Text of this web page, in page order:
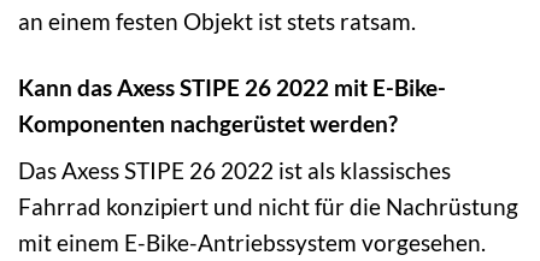
an einem festen Objekt ist stets ratsam.
Kann das Axess STIPE 26 2022 mit E-Bike-
Komponenten nachgerüstet werden?
Das Axess STIPE 26 2022 ist als klassisches
Fahrrad konzipiert und nicht für die Nachrüstung
mit einem E-Bike-Antriebssystem vorgesehen.